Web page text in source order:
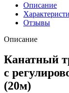
Описание
Отзывы
Описание
Канатный
с
(20м)